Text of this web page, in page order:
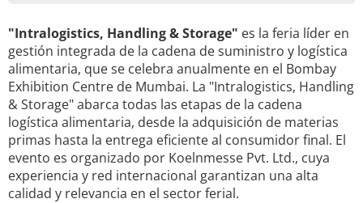
"Intralogistics, Handling & Storage" es la feria líder en
gestión integrada de la cadena de suministro y logística
alimentaria, que se celebra anualmente en el Bombay
Exhibition Centre de Mumbai. La "Intralogistics, Handling
& Storage" abarca todas las etapas de la cadena
logística alimentaria, desde la adquisición de materias
primas hasta la entrega eficiente al consumidor final. El
evento es organizado por Koelnmesse Pvt. Ltd., cuya
experiencia y red internacional garantizan una alta
calidad y relevancia en el sector ferial.